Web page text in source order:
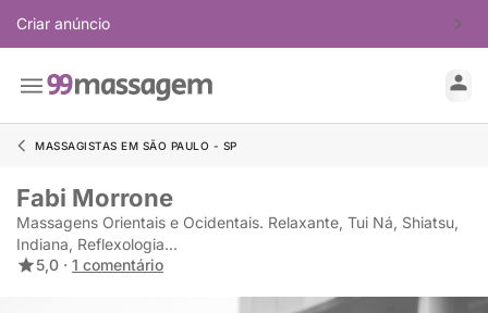
Criar anúncio
MASSAGISTAS EM SÃO PAULO - SP
Fabi Morrone
Massagens Orientais e Ocidentais. Relaxante, Tui Ná, Shiatsu,
Indiana, Reflexologia...
5,0 · 1 comentário